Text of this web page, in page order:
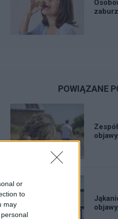
or
to
may
POWIĄZANE